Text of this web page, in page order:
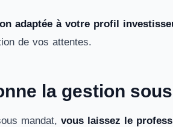
adaptée à votre profil
de vos attentes.
la gestion
mandat,vous laissez le